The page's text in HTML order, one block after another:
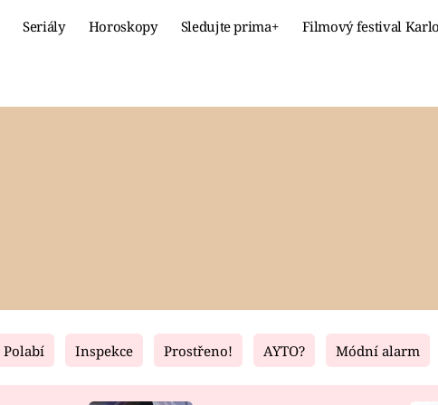
Seriály Horoskopy Sledujte prima+ Filmový festival
Fresh Living
Polabí Inspekce Prostřeno! AYTO? Módní alarm